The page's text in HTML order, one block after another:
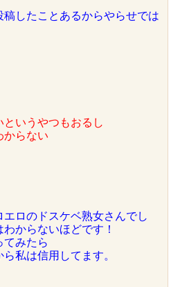
したことあるからやらせでは
いうやつもおるし
からない
ロのドスケベ熟女さんでし
からないほどです！
てみたら
私は信用してます。